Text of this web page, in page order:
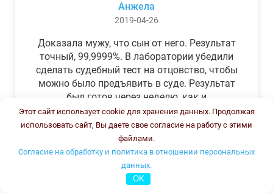
Анжела
2019-04-26
Доказала мужу, что сын от него. Результат
точный, 99,9999%. В лаборатории убедили
сделать судебный тест на отцовство, чтобы
можно было предъявить в суде. Результат
был готов через неделю, как и
обещали.Теперь муж бегает и извиняется.
Этот сайт использует cookie для хранения данных. Продолжая
использовать сайт, Вы даете свое согласие на работу с этими
файлами.
Согласие на обработку и политика в отношении персональных
данных.
OK